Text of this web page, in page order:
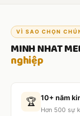
VÌ SAO CHỌN
MINH NHAT
nghiệp
🏆 10+ năm
Hơn 500 sự